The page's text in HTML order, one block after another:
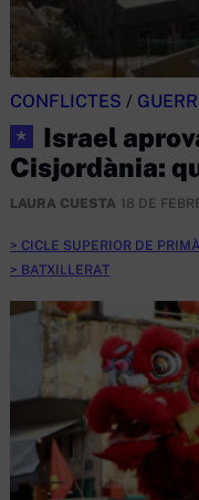
CONFLICTES /
★
Israel
Cisjordània:
LAURA CUESTA 18 DE
CICLE SUPERIOR DE
BATXILLERAT